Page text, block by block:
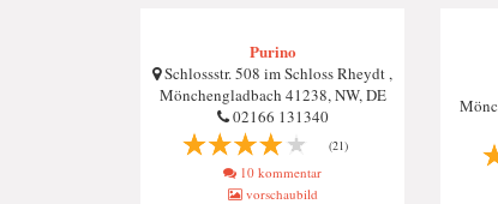
Purino
Schlossstr. 508 im Schloss Rheydt ,
Mönchengladbach 41238, NW, DE
02166 131340
(21)
10 kommentar
vorschaubild